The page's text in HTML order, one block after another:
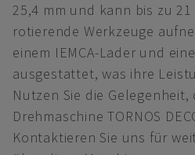
25,4 mm und kann bis zu
rotierende Werkzeuge
einem IEMCA-Lader und
ausgestattet, was ihre
Nutzen Sie die Gelegenheit,
Drehmaschine TORNOS
Kontaktieren Sie uns für